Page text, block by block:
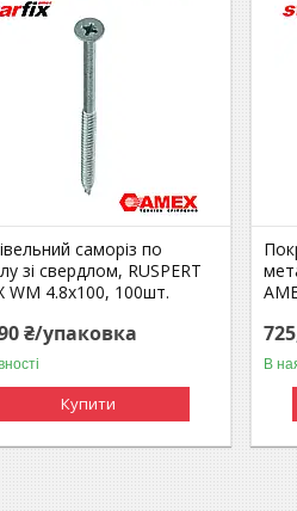
саморіз по
зі свердлом, RUSPERT
WM 4.8x100, 100шт.
₴/упаковка
Купити
В